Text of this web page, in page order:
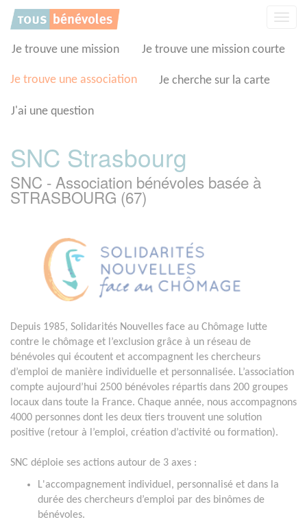
Je trouve une mission Je trouve une mission courte
Je trouve une association Je cherche sur la carte
J'ai une question
SNC Strasbourg
SNC - Association bénévoles basée à
STRASBOURG (67)
Depuis 1985, Solidarités Nouvelles face au Chômage lutte
contre le chômage et l’exclusion grâce à un réseau de
bénévoles qui écoutent et accompagnent les chercheurs
d’emploi de manière individuelle et personnalisée. L’association
compte aujourd’hui 2500 bénévoles répartis dans 200 groupes
locaux dans toute la France. Chaque année, nous accompagnons
4000 personnes dont les deux tiers trouvent une solution
positive (retour à l’emploi, création d’activité ou formation).
SNC déploie ses actions autour de 3 axes :
L'accompagnement individuel, personnalisé et dans la
durée des chercheurs d’emploi par des binômes de
bénévoles.
Panneau de gestion des cookies